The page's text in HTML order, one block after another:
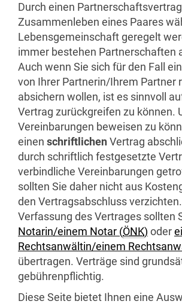
Durch einen
Zusammenleben eines Paares
Lebensgemeinschaft geregelt
immer bestehen Partnerschaften
Auch wenn Sie sich für den Fall
von Ihrer Partnerin/Ihrem Partner
absichern wollen, ist es sinnvoll
Vertrag zurückgreifen zu können.
Vereinbarungen beweisen zu
einen schriftlichenVertrag
durch schriftlich festgesetzte
verbindliche Vereinbarungen
sollten Sie daher nicht aus
den Vertragsabschluss
Verfassung des Vertrages sollten
Notarin/einem Notar (ÖNK) oder
Rechtsanwältin/einem
übertragen. Verträge sind
gebührenpflichtig.
Diese Seite bietet Ihnen eine